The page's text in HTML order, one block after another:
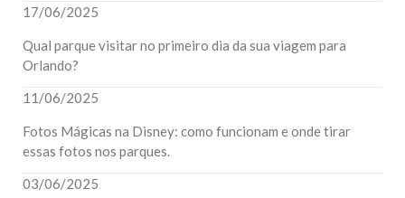
17/06/2025
Qual parque visitar no primeiro dia da sua viagem para
Orlando?
11/06/2025
Fotos Mágicas na Disney: como funcionam e onde tirar
essas fotos nos parques.
03/06/2025